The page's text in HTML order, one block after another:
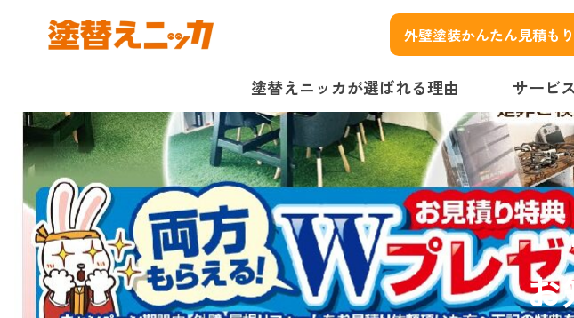
外壁塗装かんたん見積もり
塗替えニッカが選ばれる理由 サービ
お